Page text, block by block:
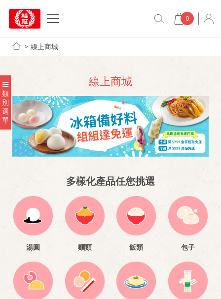
0
線上商城
類
別
選
單
線上商城
多樣化產品任您挑選
湯圓 麵類 飯類 包子